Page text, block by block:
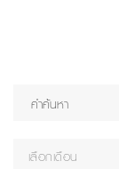
เลือกเดือน